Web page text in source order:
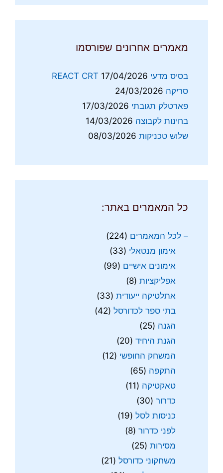
מאמרים אחרונים שפורסמו
בסיס מדעי REACT CRT 17/04/2026
סריקה 24/03/2026
פארטלק תגובתי 17/03/2026
בחינות לקבוצה 14/03/2026
שלוש טכניקות 08/03/2026
כל המאמרים באתר:
– לכל המאמרים (224)
אימון מנטאלי (33)
אימונים אישיים (99)
אפליקציות (8)
אתלטיקה ייעודית (33)
בתי ספר לכדורסל (42)
הגנה (25)
הגנת היחיד (20)
המשחק החופשי (12)
התקפה (65)
טאקטיקה (11)
כדרור (30)
כניסות לסל (19)
לפני כדרור (8)
מסירות (25)
משחקוני כדורסל (21)